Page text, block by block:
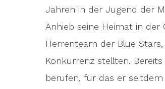
Jahren in der Jugend der
Anhieb seine Heimat in der
Herrenteam der Blue
Konkurrenz stellten.
berufen, für das er